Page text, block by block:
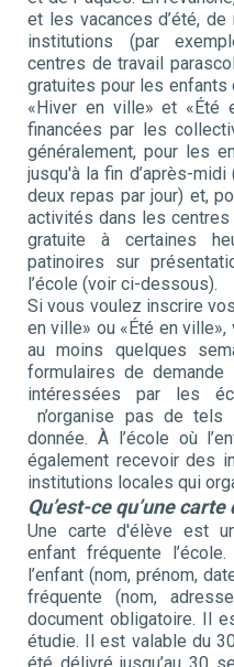
et les vacances d’été,
institutions (par
centres de travail
gratuites pour les enfants
«Hiver en ville» et «Été
financées par les
généralement, pour les
jusqu'à la fin d’après-
deux repas par jour) et,
activités dans les centres
gratuite à certaines
patinoires sur
l’école (voir ci-dessous).
Si vous voulez inscrire
en ville» ou «Été en ville»,
au moins quelques
formulaires de
intéressées par les
n’organise pas de tels
donnée. À l’école où
également recevoir des
institutions locales qui
Qu’est-ce qu’une carte
Une carte d'élève est
enfant fréquente
l’enfant (nom, prénom,
fréquente (nom,
document obligatoire. Il
étudie. Il est valable du